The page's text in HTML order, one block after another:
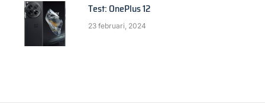
Test: OnePlus 12
23 februari, 2024
FRÅGA EXPERTEN